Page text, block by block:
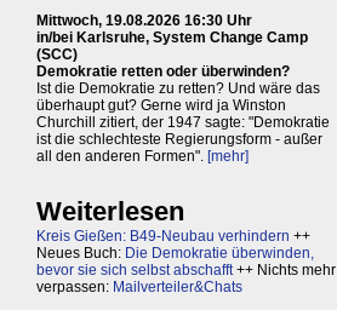
Mittwoch, 19.08.2026 16:30 Uhr
in/bei Karlsruhe, System Change Camp
(SCC)
Demokratie retten oder überwinden?
Ist die Demokratie zu retten? Und wäre das
überhaupt gut? Gerne wird ja Winston
Churchill zitiert, der 1947 sagte: "Demokratie
ist die schlechteste Regierungsform - außer
all den anderen Formen". [mehr]
Weiterlesen
Kreis Gießen: B49-Neubau verhindern ++
Neues Buch: Die Demokratie überwinden,
bevor sie sich selbst abschafft++ Nichts mehr
verpassen: Mailverteiler&Chats